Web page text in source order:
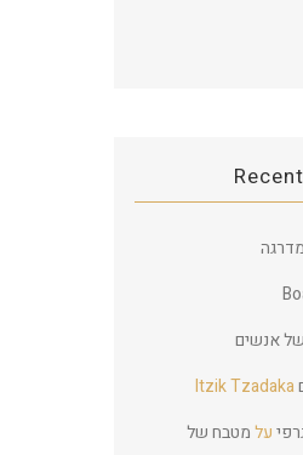
אנשים
Itzik Tzadaka
עלמטבח של